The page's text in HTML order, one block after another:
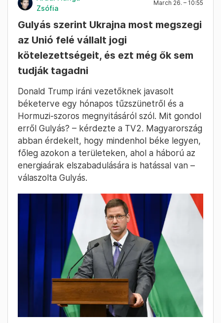
Zsófia
March 26. – 10:55
Gulyás szerint Ukrajna most megszegi
az Unió felé vállalt jogi
kötelezettségeit, és ezt még ők sem
tudják tagadni
Donald Trump iráni vezetőknek javasolt
béketerve egy hónapos tűzszünetről és a
Hormuzi-szoros megnyitásáról szól. Mit gondol
erről Gulyás? – kérdezte a TV2. Magyarország
abban érdekelt, hogy mindenhol béke legyen,
főleg azokon a területeken, ahol a háború az
energiaárak elszabadulására is hatással van –
válaszolta Gulyás.